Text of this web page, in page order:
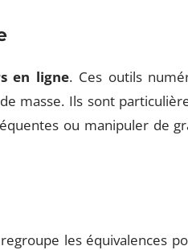
en ligne. Ces outils
masse. Ils sont
ou manipuler de
les équivalences